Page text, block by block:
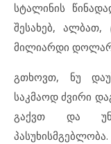
სტალინის
შესახებ,
მილიარდი
გთხოვთ, ნუ
საკმაოდ ძვირი
გაქვთ და
პასუხისმგებლობა.